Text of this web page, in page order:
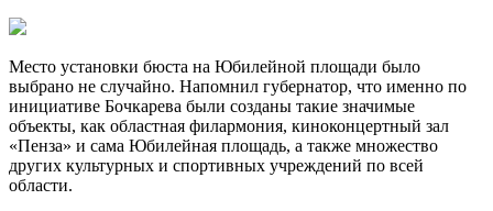
Место установки бюста на Юбилейной площади было
выбрано не случайно. Напомнил губернатор, что именно по
инициативе Бочкарева были созданы такие значимые
объекты, как областная филармония, киноконцертный зал
«Пенза» и сама Юбилейная площадь, а также множество
других культурных и спортивных учреждений по всей
области.